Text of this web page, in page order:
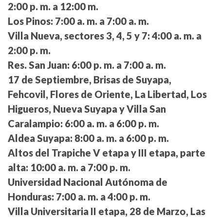
2:00 p. m. a 12:00 m.
Los Pinos: 7:00 a. m. a 7:00 a. m.
Villa Nueva, sectores 3, 4, 5 y 7: 4:00 a. m. a
2:00 p. m.
Res. San Juan: 6:00 p. m. a 7:00 a. m.
17 de Septiembre, Brisas de Suyapa,
Fehcovil, Flores de Oriente, La Libertad, Los
Higueros, Nueva Suyapa y Villa San
Caralampio: 6:00 a. m. a 6:00 p. m.
Aldea Suyapa: 8:00 a. m. a 6:00 p. m.
Altos del Trapiche V etapa y III etapa, parte
alta: 10:00 a. m. a 7:00 p. m.
Universidad Nacional Autónoma de
Honduras: 7:00 a. m. a 4:00 p. m.
Villa Universitaria II etapa, 28 de Marzo, Las